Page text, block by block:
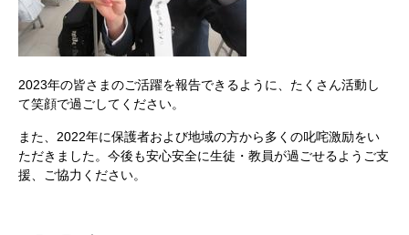
2023年の皆さまのご活躍を報告できるように、たくさん活動し
て笑顔で過ごしてください。
また、2022年に保護者および地域の方から多くの叱咤激励をい
ただきました。今後も安心安全に生徒・教員が過ごせるようご支
援、ご協力ください。